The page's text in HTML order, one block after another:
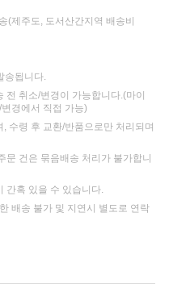
(제주도, 도서산간지역 배송비
송됩니다.
취소/변경이 가능합니다.(마이
경에서 직접 가능)
수령 후 교환/반품으로만 처리되며
문 건은 묶음배송 처리가 불가합니
간혹 있을 수 있습니다.
배송 불가 및 지연시 별도로 연락